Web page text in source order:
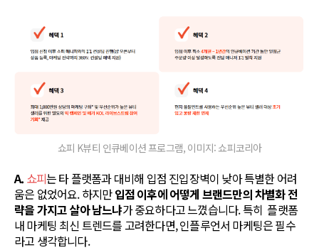
쇼피 K뷰티 인큐베이션 프로그램, 이미지: 쇼피코리아
A. 쇼피는 타 플랫폼과 대비해 입점 진입장벽이 낮아 특별한 어려
움은 없었어요. 하지만입점 이후에 어떻게 브랜드만의 차별화 전
략을 가지고 살아 남느냐가 중요하다고 느꼈습니다. 특히 플랫폼
내 마케팅 최신 트렌드를 고려한다면, 인플루언서 마케팅은 필수
라고 생각합니다.